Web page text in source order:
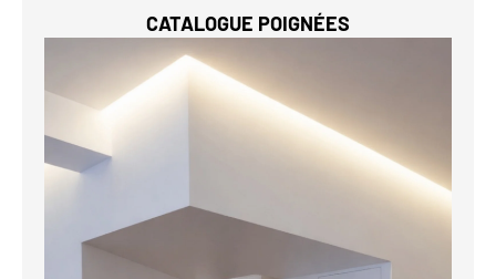
CATALOGUE POIGNÉES